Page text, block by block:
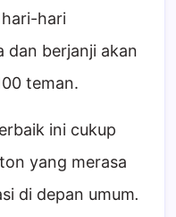
hari
dan berjanji akan
teman.
ini cukup
yang merasa
di depan umum.